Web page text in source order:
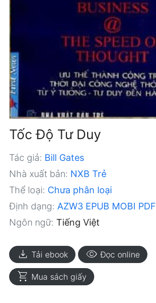
Tốc Độ Tư Duy
Tác giả: Bill Gates
Nhà xuất bản: NXB Trẻ
Thể loại: Chưa phân loại
Định dạng: AZW3 EPUB MOBI PDF
Ngôn ngữ: Tiếng Việt
download Tải ebook visibility Đọc online
shopping_cart Mua sách giấy